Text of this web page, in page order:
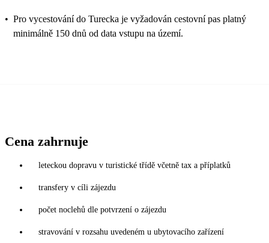
• Pro vycestování do Turecka je vyžadován cestovní pas platný
minimálně 150 dnů od data vstupu na území.
Cena zahrnuje
leteckou dopravu v turistické třídě včetně tax a příplatků
transfery v cíli zájezdu
počet noclehů dle potvrzení o zájezdu
stravování v rozsahu uvedeném u ubytovacího zařízení